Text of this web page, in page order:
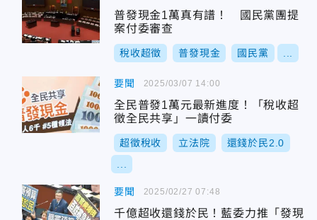
普發現金1萬真有譜！ 國民黨團提
案付委審查
稅收超徵 普發現金 國民黨
要聞
全民普發1萬元最新進度！「稅收超
徵全民共享」一讀付委
超徵稅收 立法院 還錢於民2.0
2025/03/07 14:00
要聞
千億超收還錢於民！藍委力推「發現
2025/02/27 07:48